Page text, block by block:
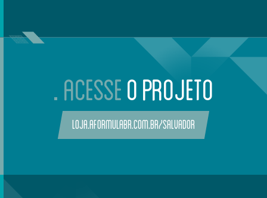
ACESSEO PROJETO
loja.aformulabr.com.br/salvador